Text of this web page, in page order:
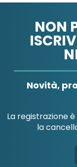
NON
Novità,
La registrazione
la